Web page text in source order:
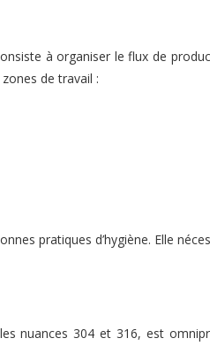
à organiser le flux de
de travail :
pratiques d’hygiène. Elle
nuances 304 et 316, est